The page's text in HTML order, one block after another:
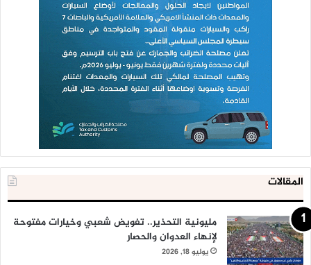
المقالات
مليونية التحذير.. تفويض شعبي وخيارات مفتوحة
لإنهاء العدوان والحصار
يوليو 18, 2026